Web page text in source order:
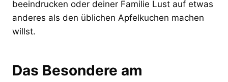
beeindrucken oder deiner Familie Lust auf etwas
anderes als den üblichen Apfelkuchen machen
willst.
Das Besondere am